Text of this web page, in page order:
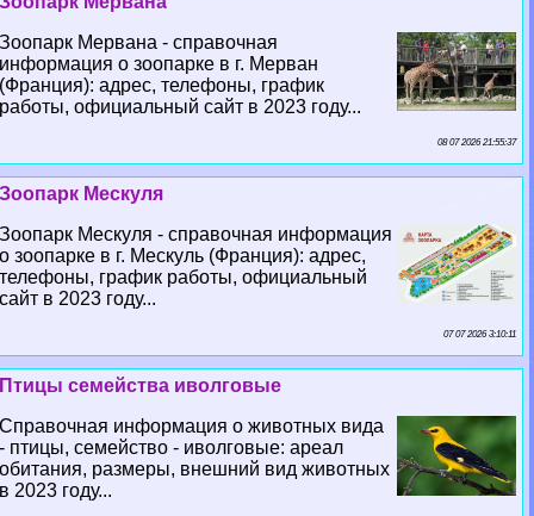
Зоопарк Мервана - справочная
информация о зоопарке в г. Мерван
(Франция): адрес, телефоны, график
работы, официальный сайт в 2023 году...
08 07 2026 21:55:37
Зоопарк Мескуля
Зоопарк Мескуля - справочная информация
о зоопарке в г. Мескуль (Франция): адрес,
телефоны, график работы, официальный
сайт в 2023 году...
07 07 2026 3:10:11
Птицы семейства иволговые
Справочная информация о животных вида
- птицы, семейство - иволговые: ареал
обитания, размеры, внешний вид животных
в 2023 году...